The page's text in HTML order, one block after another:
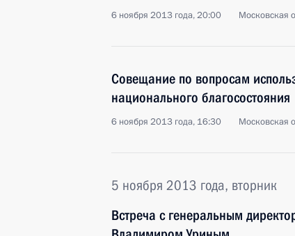
6 ноября 2013 года, 20:00 Московская
Совещание по вопросам
национального благосостояния
6 ноября 2013 года, 16:30 Московская
5 ноября 2013 года, вторник
Встреча с генеральным